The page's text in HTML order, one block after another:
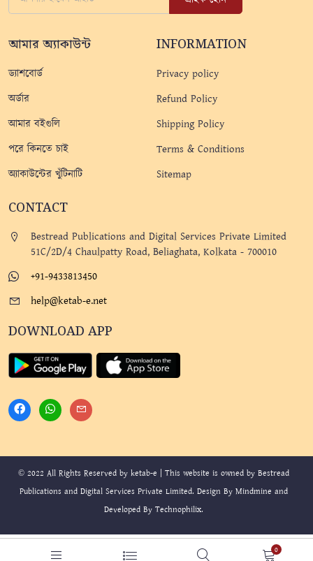
0
আমার অ্যাকাউন্ট
ড্যাশবোর্ড
অর্ডার
আমার বইগুলি
পরে কিনতে চাই
অ্যাকাউন্টের খুঁটিনাটি
INFORMATION
Privacy policy
Refund Policy
Shipping Policy
Terms & Conditions
Sitemap
CONTACT
Bestread Publications and Digital Services Private Limited
51C/2D/4 Chaulpatty Road, Beliaghata, Kolkata - 700010
+91-9433813450
help@ketab-e.net
DOWNLOAD APP
© 2022 All Rights Reserved by ketab-e | This website is owned by Bestread
Publications and Digital Services Private Limited. Design By Mindmine and
Developed By Technophilix.